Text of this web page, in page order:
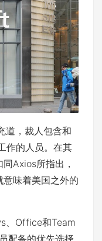
道，裁人包含和
作的人员。在其
Axios所指出，
味着美国之外的
、Office和Team